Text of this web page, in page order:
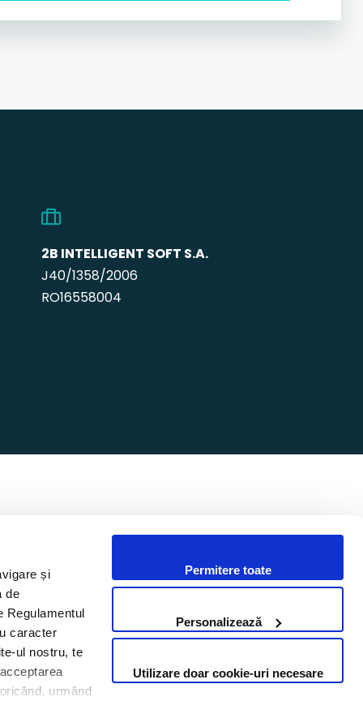
și
de
Regulamentul
caracter
ul nostru, te
urmând
Permitere toate
Personalizează
Utilizare doar cookie-uri necesare
2B INTELLIGENT SOFT S.A.
J40/1358/2006
RO16558004
un proiect? Hai să discutăm.